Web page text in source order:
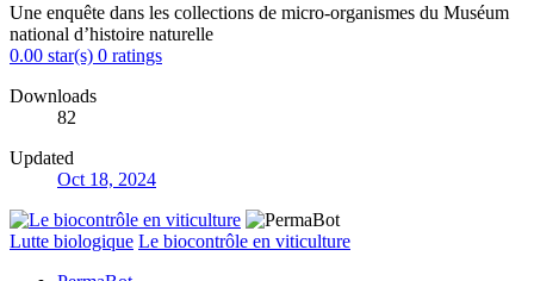
Une enquête dans les collections de micro-organismes du Muséum
national d’histoire naturelle
0.00 star(s) 0 ratings
Downloads
82
Updated
Oct 18, 2024
Lutte biologique Le biocontrôle en viticulture